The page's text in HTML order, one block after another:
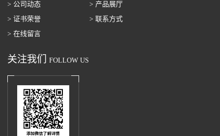
> 公司动态
> 产品展厅
> 证书荣誉
> 联系方式
> 在线留言
关注我们 FOLLOW US